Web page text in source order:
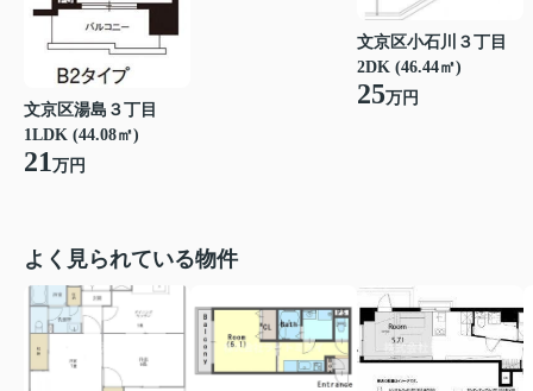
文京区湯島３丁目
1LDK (44.08㎡)
21万円
文京区小石川３丁目
2DK (46.44㎡)
25万円
よく見られている物件